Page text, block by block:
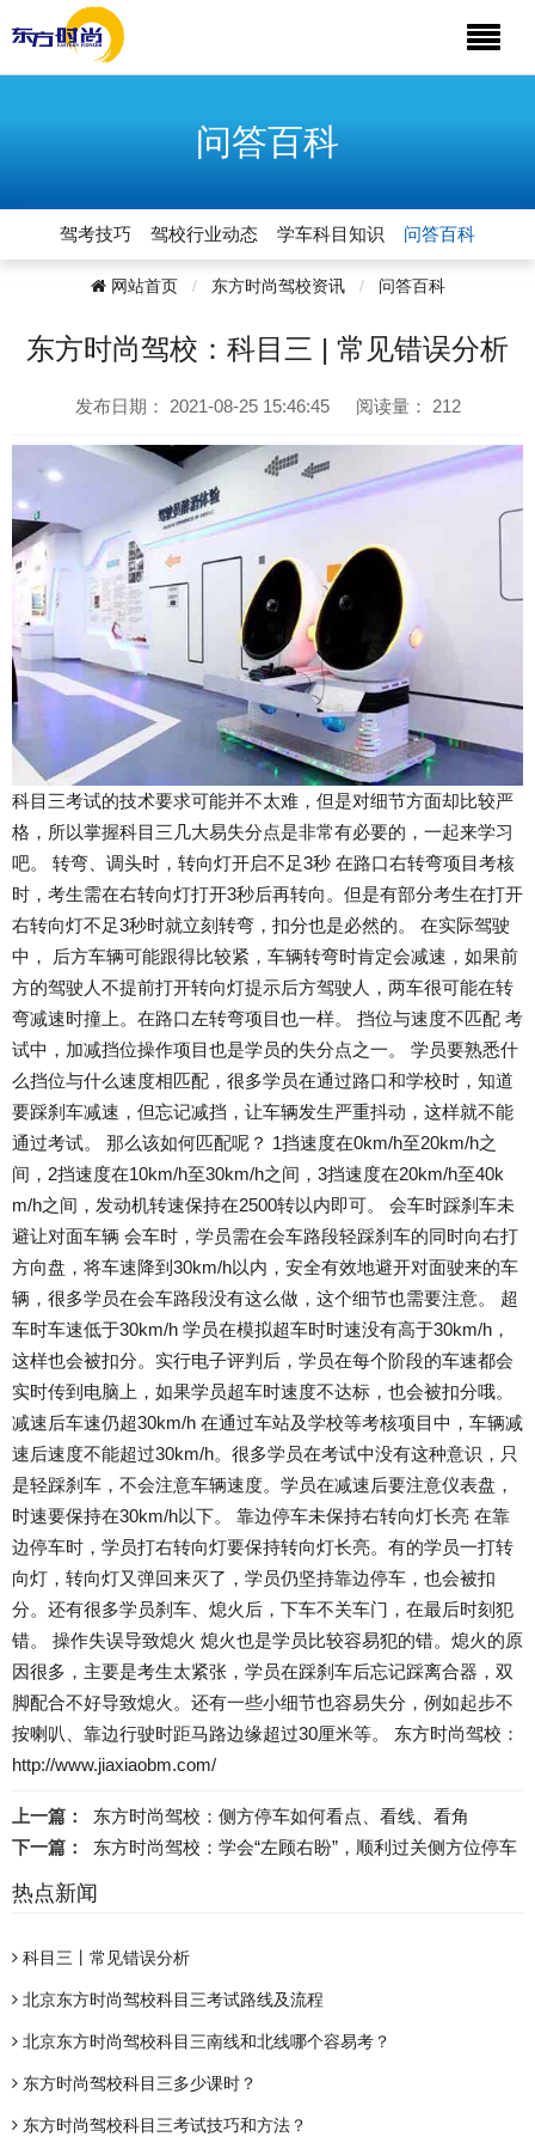
问答百科
驾考技巧 驾校行业动态 学车科目知识 问答百科
网站首页 东方时尚驾校资讯 问答百科
东方时尚驾校：科目三 | 常见错误分析
发布日期： 2021-08-25 15:46:45 阅读量： 212
科目三考试的技术要求可能并不太难，但是对细节方面却比较严
格，所以掌握科目三几大易失分点是非常有必要的，一起来学习
吧。 转弯、调头时，转向灯开启不足3秒 在路口右转弯项目考核
时，考生需在右转向灯打开3秒后再转向。但是有部分考生在打开
右转向灯不足3秒时就立刻转弯，扣分也是必然的。 在实际驾驶
中， 后方车辆可能跟得比较紧，车辆转弯时肯定会减速，如果前
方的驾驶人不提前打开转向灯提示后方驾驶人，两车很可能在转
弯减速时撞上。在路口左转弯项目也一样。 挡位与速度不匹配 考
试中，加减挡位操作项目也是学员的失分点之一。 学员要熟悉什
么挡位与什么速度相匹配，很多学员在通过路口和学校时，知道
要踩刹车减速，但忘记减挡，让车辆发生严重抖动，这样就不能
通过考试。 那么该如何匹配呢？ 1挡速度在0km/h至20km/h之
间，2挡速度在10km/h至30km/h之间，3挡速度在20km/h至40k
m/h之间，发动机转速保持在2500转以内即可。 会车时踩刹车未
避让对面车辆 会车时，学员需在会车路段轻踩刹车的同时向右打
方向盘，将车速降到30km/h以内，安全有效地避开对面驶来的车
辆，很多学员在会车路段没有这么做，这个细节也需要注意。 超
车时车速低于30km/h 学员在模拟超车时时速没有高于30km/h，
这样也会被扣分。实行电子评判后，学员在每个阶段的车速都会
实时传到电脑上，如果学员超车时速度不达标，也会被扣分哦。
减速后车速仍超30km/h 在通过车站及学校等考核项目中，车辆减
速后速度不能超过30km/h。很多学员在考试中没有这种意识，只
是轻踩刹车，不会注意车辆速度。学员在减速后要注意仪表盘，
时速要保持在30km/h以下。 靠边停车未保持右转向灯长亮 在靠
边停车时，学员打右转向灯要保持转向灯长亮。有的学员一打转
向灯，转向灯又弹回来灭了，学员仍坚持靠边停车，也会被扣
分。还有很多学员刹车、熄火后，下车不关车门，在最后时刻犯
错。 操作失误导致熄火 熄火也是学员比较容易犯的错。熄火的原
因很多，主要是考生太紧张，学员在踩刹车后忘记踩离合器，双
脚配合不好导致熄火。还有一些小细节也容易失分，例如起步不
按喇叭、靠边行驶时距马路边缘超过30厘米等。 东方时尚驾校：
http://www.jiaxiaobm.com/
上一篇：
东方时尚驾校：侧方停车如何看点、看线、看角
下一篇：
东方时尚驾校：学会“左顾右盼”，顺利过关侧方位停车
热点新闻
科目三丨常见错误分析
北京东方时尚驾校科目三考试路线及流程
北京东方时尚驾校科目三南线和北线哪个容易考？
东方时尚驾校科目三多少课时？
东方时尚驾校科目三考试技巧和方法？